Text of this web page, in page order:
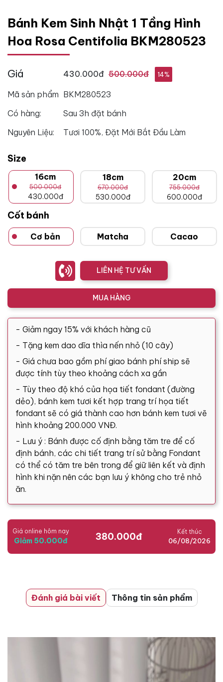
Bánh Kem Sinh Nhật 1 Tầng Hình
Hoa Rosa Centifolia BKM280523
Giá 430.000đ 500.000đ 14%
Mã sản phẩm BKM280523
Có hàng:
Sau 3h đặt bánh
Nguyên Liệu:
Tươi 100%, Đặt Mới Bắt Đầu Làm
Size
16cm
500.000đ
430.000đ
18cm
670.000đ
530.000đ
20cm
755.000đ
600.000đ
Cốt bánh
Cơ bản Matcha Cacao
LIÊN HỆ TƯ VẤN
MUA HÀNG
- Giảm ngay 15% với khách hàng cũ
- Tặng kem dao dĩa thìa nến nhỏ (10 cây)
- Giá chưa bao gồm phí giao bánh phí ship sẽ
được tính tùy theo khoảng cách xa gần
- Tùy theo độ khó của họa tiết fondant (đường
dẻo), bánh kem tươi kết hợp trang trí họa tiết
fondant sẽ có giá thành cao hơn bánh kem tươi vẽ
hình khoảng 200.000 VNĐ.
- Lưu ý : Bánh được cố định bằng tăm tre để cố
định bánh, các chi tiết trang trí sử bằng Fondant
có thể có tăm tre bên trong để giữ liên kết và định
hình khi nặn nên các bạn lưu ý không cho trẻ nhỏ
ăn.
Giá online hôm nay
Giảm 50.000đ 380.000đ Kết thúc
06/08/2026
Đánh giá bài viết Thông tin sản phẩm